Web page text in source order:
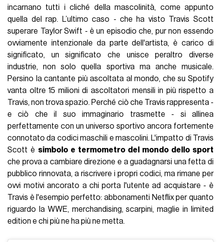
incarnano tutti i cliché della mascolinità, come appunto
quella del rap. L’ultimo caso - che ha visto Travis Scott
superare Taylor Swift - è un episodio che, pur non essendo
ovviamente intenzionale da parte dell'artista, è carico di
significato, un significato che unisce peraltro diverse
industrie, non solo quella sportiva ma anche musicale.
Persino la cantante più ascoltata al mondo, che su Spotify
vanta oltre 15 milioni di ascoltatori mensili in più rispetto a
Travis, non trova spazio. Perché ciò che Travis rappresenta -
e ciò che il suo immaginario trasmette - si allinea
perfettamente con un universo sportivo ancora fortemente
connotato da codici maschili e mascolini. L'impatto di Travis
Scott è simbolo e termometro del mondo dello sport
che prova a cambiare direzione e a guadagnarsi una fetta di
pubblico rinnovata, a riscrivere i propri codici, ma rimane per
ovvi motivi ancorato a chi porta l'utente ad acquistare - è
Travis è l'esempio perfetto: abbonamenti Netflix per quanto
riguardo la WWE, merchandising, scarpini, maglie in limited
edition e chi più ne ha più ne metta.